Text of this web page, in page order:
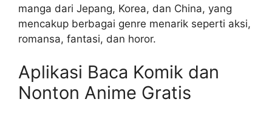
manga dari Jepang, Korea, dan China, yang
mencakup berbagai genre menarik seperti aksi,
romansa, fantasi, dan horor.
Aplikasi Baca Komik dan
Nonton Anime Gratis